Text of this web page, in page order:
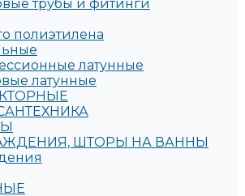
трубы и фитинги
полиэтилена
латунные
латунные
ШТОРЫ НА ВАННЫ